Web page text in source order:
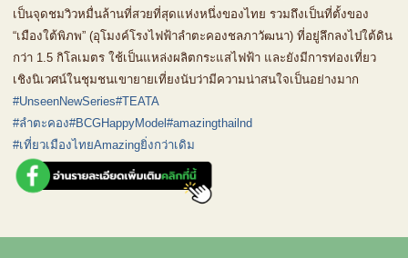
เป็นจุดชมวิวหมื่นล้านที่สวยที่สุดแห่งหนึ่งของไทย รวมถึงเป็นที่ตั้งของ
“เมืองใต้พิภพ” (อุโมงค์โรงไฟฟ้าลำตะคองชลภาวัฒนา) ที่อยู่ลึกลงไปใต้ดิน
กว่า 1.5 กิโลเมตร ใช้เป็นแหล่งผลิตกระแสไฟฟ้า และยังมีการท่องเที่ยว
เชิงนิเวศน์ในชุมชนเขายายเที่ยงนับว่ามีความน่าสนใจเป็นอย่างมาก
#UnseenNewSeries#TEATA
#ลำตะคอง#BCGHappyModel#amazingthailnd
#เที่ยวเมืองไทยAmazingยิ่งกว่าเดิม